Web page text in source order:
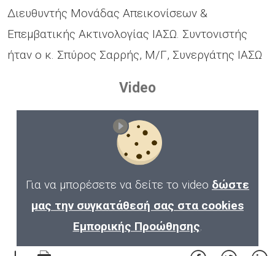
Διευθυντής Μονάδας Απεικονίσεων &
Επεμβατικής Ακτινολογίας ΙΑΣΩ. Συντονιστής
ήταν ο κ. Σπύρος Σαρρής, Μ/Γ, Συνεργάτης ΙΑΣΩ
Video
Για να μπορέσετε να δείτε το video δώστε
μας την συγκατάθεσή σας στα cookies
Εμπορικής Προώθησης.